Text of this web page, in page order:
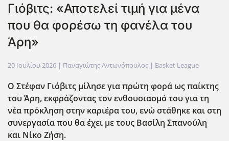
Γιόβιτς: «Αποτελεί τιμή για μένα
που θα φορέσω τη φανέλα του
Άρη»
20 Ιουλίου 2026 | Παναγιώτης Αντωνόπουλος | Basket League
Ο Στέφαν Γιόβιτς μίλησε για πρώτη φορά ως παίκτης
του Άρη, εκφράζοντας τον ενθουσιασμό του για τη
νέα πρόκληση στην καριέρα του, ενώ στάθηκε και στη
συνεργασία που θα έχει με τους Βασίλη Σπανούλη
και Νίκο Ζήση.